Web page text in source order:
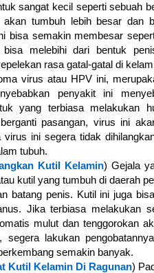
sangat kecil seperti sebuah
akan tumbuh lebih besar dan
bisa semakin membesar
melebihi dari bentuk
rasa gatal-gatal di
virus atau HPV ini,
penyakit ini
yang terbiasa melakukan
pasangan, virus ini
virus ini segera tidak
tubuh.
Kutil Kelamin) Gejala
kutil yang tumbuh di daerah
batang penis. Kutil ini juga
Jika terbiasa melakukan
mulut dan tenggorokan
segera lakukan
semakin banyak.
Kutil Kelamin Di Ragunan)